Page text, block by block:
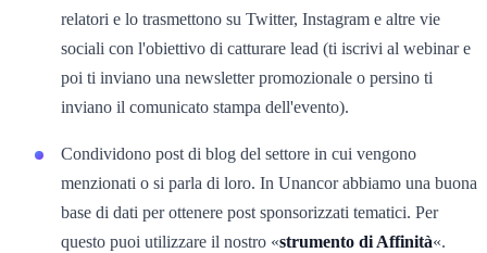
relatori e lo trasmettono su Twitter, Instagram e altre vie
sociali con l'obiettivo di catturare lead (ti iscrivi al webinar e
poi ti inviano una newsletter promozionale o persino ti
inviano il comunicato stampa dell'evento).
Condividono post di blog del settore in cui vengono
menzionati o si parla di loro. In Unancor abbiamo una buona
base di dati per ottenere post sponsorizzati tematici. Per
questo puoi utilizzare il nostro «strumento di Affinità«.